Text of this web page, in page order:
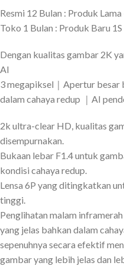
Resmi 12 Bulan : Produk
Toko 1 Bulan : Produk Baru
Dengan kualitas gambar 2K
AI
3 megapiksel｜Apertur besar
dalam cahaya redup ｜AI
2k ultra-clear HD, kualitas
disempurnakan.
Bukaan lebar F1.4 untuk
kondisi cahaya redup.
Lensa 6P yang ditingkatkan
tinggi.
Penglihatan malam
yang jelas bahkan dalam
sepenuhnya secara efektif
gambar yang lebih jelas dan